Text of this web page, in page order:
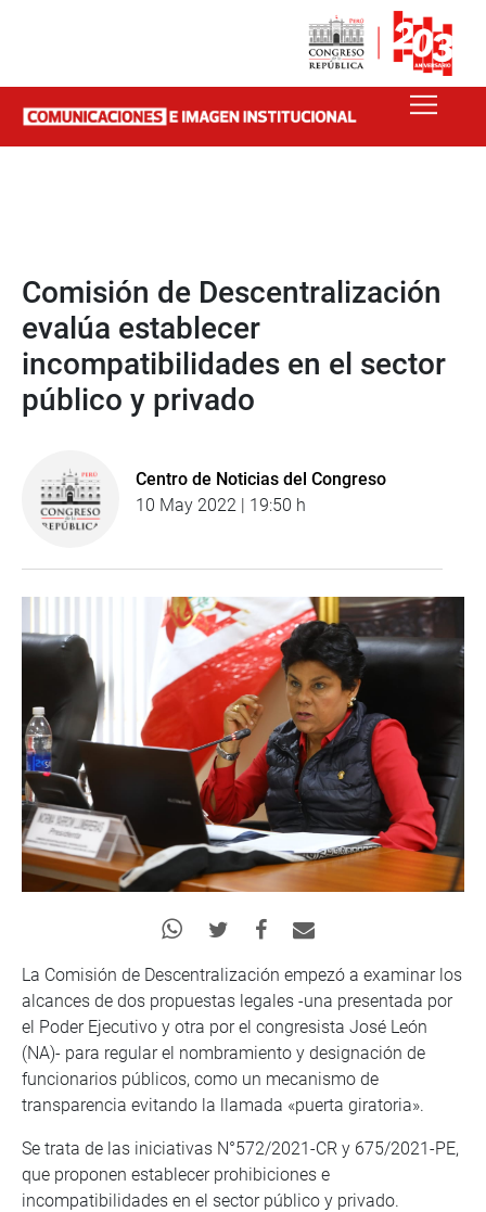
Comisión de Descentralización
evalúa establecer
incompatibilidades en el sector
público y privado
Centro de Noticias del Congreso
10 May 2022 | 19:50 h
La Comisión de Descentralización empezó a examinar los
alcances de dos propuestas legales -una presentada por
el Poder Ejecutivo y otra por el congresista José León
(NA)- para regular el nombramiento y designación de
funcionarios públicos, como un mecanismo de
transparencia evitando la llamada «puerta giratoria».
Se trata de las iniciativas N°572/2021-CR y 675/2021-PE,
que proponen establecer prohibiciones e
incompatibilidades en el sector público y privado.